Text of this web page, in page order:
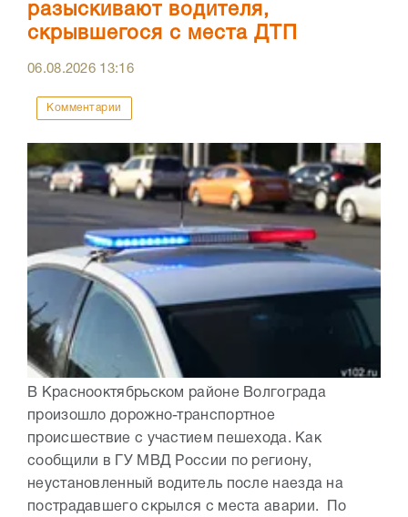
разыскивают водителя,
скрывшегося с места ДТП
06.08.2026 13:16
Комментарии
В Краснооктябрьском районе Волгограда
произошло дорожно-транспортное
происшествие с участием пешехода. Как
сообщили в ГУ МВД России по региону,
неустановленный водитель после наезда на
пострадавшего скрылся с места аварии. По